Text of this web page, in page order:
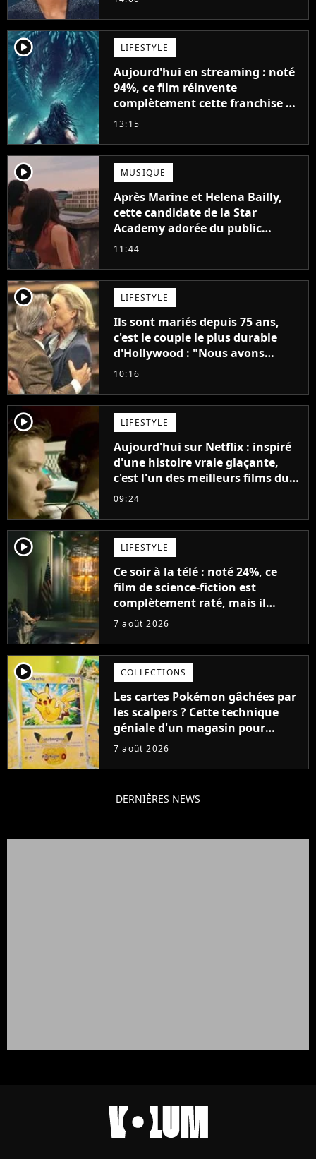
player2 LIFESTYLE
Aujourd'hui en streaming : noté
94%, ce film réinvente
complètement cette franchise de
science-fiction vieille de 40 ans
13:15
player2 MUSIQUE
Après Marine et Helena Bailly,
cette candidate de la Star
Academy adorée du public
annonce son premier album,
11:44
player2 LIFESTYLE
Ils sont mariés depuis 75 ans,
c'est le couple le plus durable
d'Hollywood : "Nous avons
avancé jour après jour, et les
décennies"
10:16
player2 LIFESTYLE
Aujourd'hui sur Netflix : inspiré
d'une histoire vraie glaçante,
c'est l'un des meilleurs films du
21ème siècle
09:24
player2 LIFESTYLE
Ce soir à la télé : noté 24%, ce
film de science-fiction est
complètement raté, mais il
aurait pu être encore pire à
7 août 2026
player2 COLLECTIONS
Les cartes Pokémon gâchées par
les scalpers ? Cette technique
géniale d'un magasin pour
ruiner les revendeurs
7 août 2026
DERNIÈRES NEWS